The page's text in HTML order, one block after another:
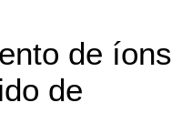
de
de